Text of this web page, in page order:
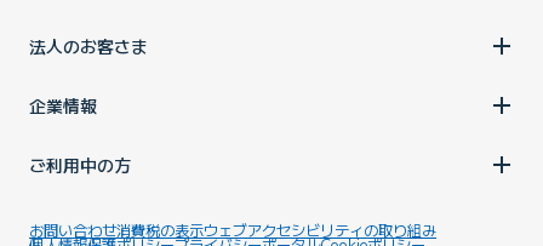
法人のお客さま
企業情報
ご利用中の方
お問い合わせ消費税の表示ウェブアクセシビリティの取り組み